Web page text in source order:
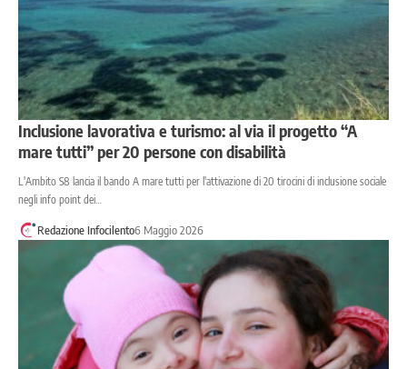
Inclusione lavorativa e turismo: al via il progetto “A
mare tutti” per 20 persone con disabilità
L'Ambito S8 lancia il bando A mare tutti per l'attivazione di 20 tirocini di inclusione sociale
negli info point dei…
Redazione Infocilento6 Maggio 2026